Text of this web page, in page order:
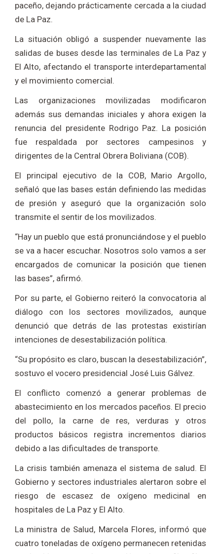
paceño, dejando prácticamente cercada a la ciudad
de La Paz.
La situación obligó a suspender nuevamente las
salidas de buses desde las terminales de La Paz y
El Alto, afectando el transporte interdepartamental
y el movimiento comercial.
Las organizaciones movilizadas modificaron
además sus demandas iniciales y ahora exigen la
renuncia del presidente Rodrigo Paz. La posición
fue respaldada por sectores campesinos y
dirigentes de la Central Obrera Boliviana (COB).
El principal ejecutivo de la COB, Mario Argollo,
señaló que las bases están definiendo las medidas
de presión y aseguró que la organización solo
transmite el sentir de los movilizados.
“Hay un pueblo que está pronunciándose y el pueblo
se va a hacer escuchar. Nosotros solo vamos a ser
encargados de comunicar la posición que tienen
las bases”, afirmó.
Por su parte, el Gobierno reiteró la convocatoria al
diálogo con los sectores movilizados, aunque
denunció que detrás de las protestas existirían
intenciones de desestabilización política.
“Su propósito es claro, buscan la desestabilización”,
sostuvo el vocero presidencial José Luis Gálvez.
El conflicto comenzó a generar problemas de
abastecimiento en los mercados paceños. El precio
del pollo, la carne de res, verduras y otros
productos básicos registra incrementos diarios
debido a las dificultades de transporte.
La crisis también amenaza el sistema de salud. El
Gobierno y sectores industriales alertaron sobre el
riesgo de escasez de oxígeno medicinal en
hospitales de La Paz y El Alto.
La ministra de Salud, Marcela Flores, informó que
cuatro toneladas de oxígeno permanecen retenidas